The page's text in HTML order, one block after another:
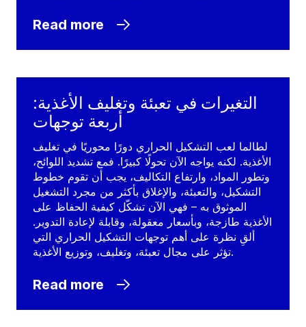
Read more
التغيرات في تعبئة وتغليف الأغذية:
أربعة توجهات
لطالما لعب التشكيل الحراري دورًا محوريًا في تغليف
الأغذية. لكنه يواجه الآن تحولًا كبيرًا. فمع تشديد اللوائح،
وتطور المواد، وارتفاع التكاليف، يجب أن تقوم خطوط
التشكيل، والتعبئة، والإغلاق بأكثر من مجرد التشغيل
الموثوق به – فهي الآن تشكّل كيفية الحفاظ على
الأغذية طازجة، وبأسعار معقولة، وقابلة لإعادة التدوير.
ألقِ نظرة على أهم توجهات التشكيل الحراري التي
تؤثر على مجال تعبئة، وتغليف، وتوزيع الأغذية.
Read more